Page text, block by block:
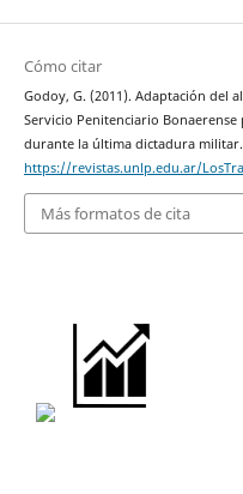
Cómo citar
Godoy, G. (2011). Adaptación del
Servicio Penitenciario
durante la última dictadura militar.
https://revistas.unlp.edu.ar/
Más formatos de cita